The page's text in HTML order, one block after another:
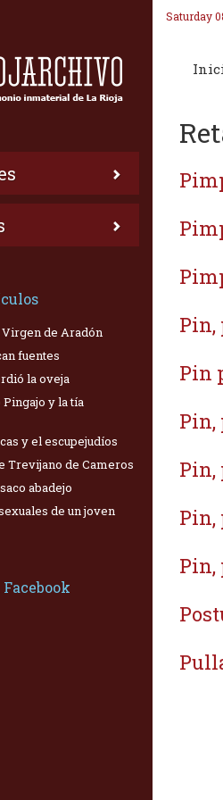
de Aradón
fuentes
la oveja
y la tía
y el escupejudíos
Trevijano de Cameros
abadejo
de un joven
Saturday
Pin,
Pin
Pin,
Pin,
Pin,
Pin,